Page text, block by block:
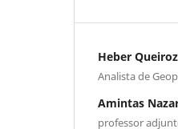
Heber
Analista de
Amintas
professor